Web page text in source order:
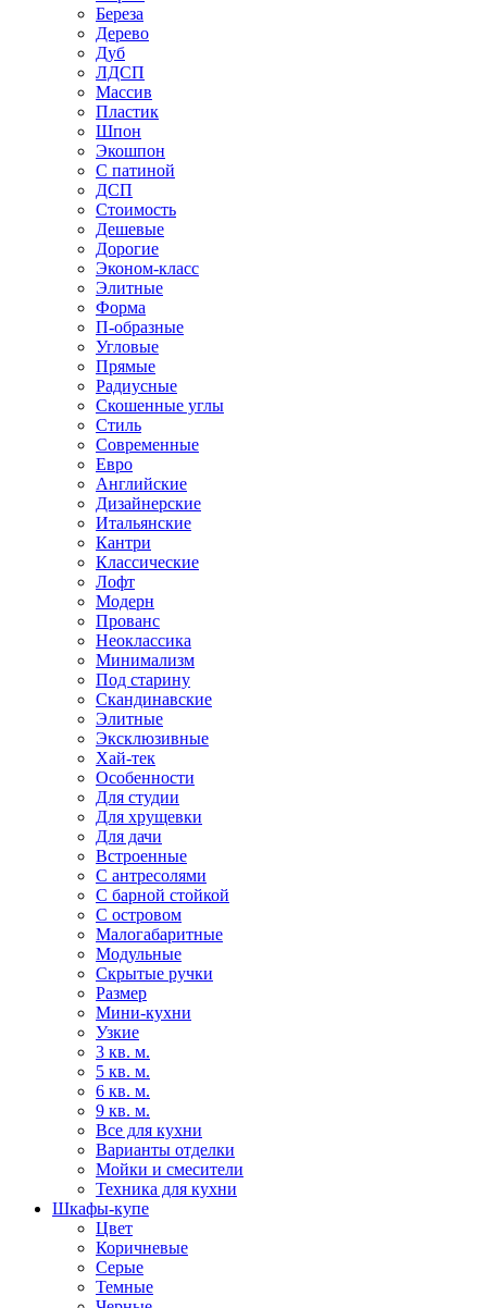
Береза
Дерево
Дуб
ЛДСП
Массив
Пластик
Шпон
Экошпон
С патиной
ДСП
Стоимость
Дешевые
Дорогие
Эконом-класс
Элитные
Форма
П-образные
Угловые
Прямые
Радиусные
Скошенные углы
Стиль
Современные
Евро
Английские
Дизайнерские
Итальянские
Кантри
Классические
Лофт
Модерн
Прованс
Неоклассика
Минимализм
Под старину
Скандинавские
Элитные
Эксклюзивные
Хай-тек
Особенности
Для студии
Для хрущевки
Для дачи
Встроенные
С антресолями
С барной стойкой
С островом
Малогабаритные
Модульные
Скрытые ручки
Размер
Мини-кухни
Узкие
3 кв. м.
5 кв. м.
6 кв. м.
9 кв. м.
Все для кухни
Варианты отделки
Мойки и смесители
Техника для кухни
Шкафы-купе
Цвет
Коричневые
Серые
Темные